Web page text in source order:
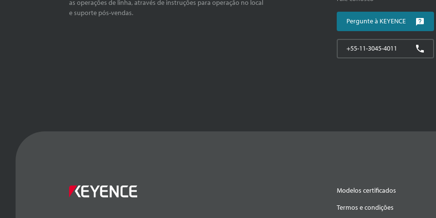
as operações de linha, através de instruções para operação no local
e suporte pós-vendas.
Pergunte à KEYENCE
+55-11-3045-4011
Modelos certificados
Termos e condições